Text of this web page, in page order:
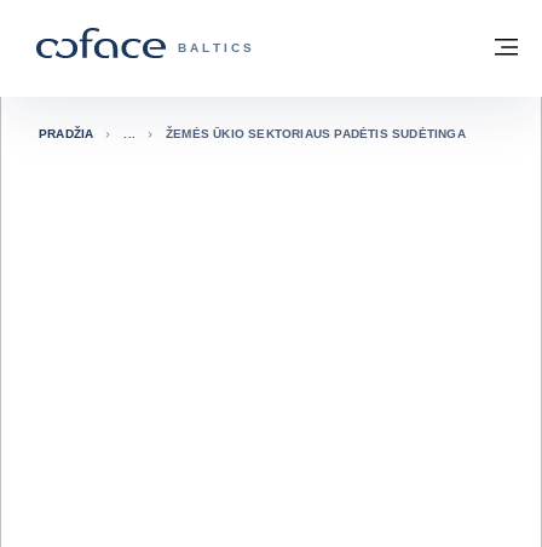
„COFACE“ FOR TRADE - GRUPĖS
BALTICS
Grįžti į pradžią
PRADŽIA ŽEMĖS ŪKIO SEKTORIAUS PADĖTIS SUDĖTINGA